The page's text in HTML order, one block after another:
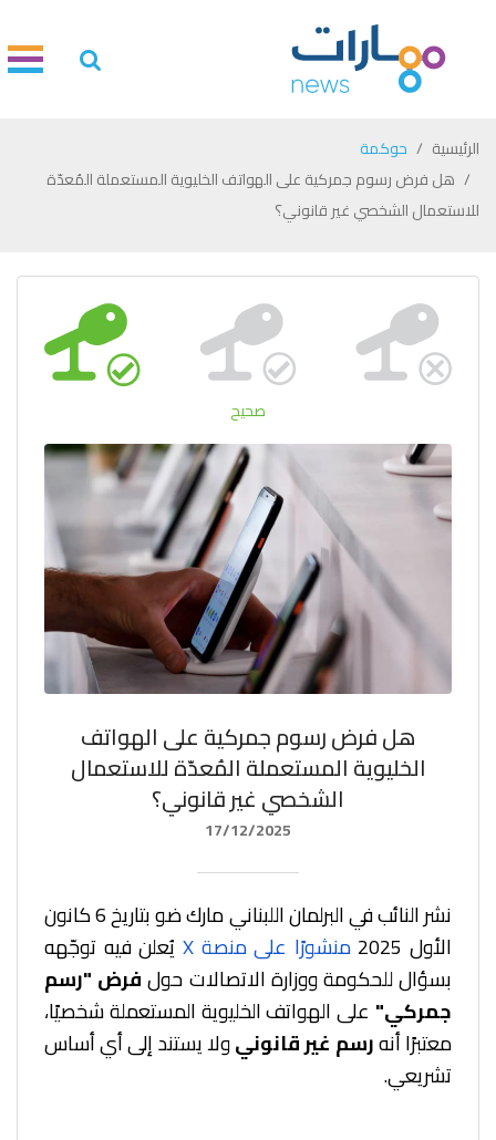
الرئيسية
حوكمة
هل فرض رسوم جمركية على الهواتف الخليوية المستعملة المُعدّة
للاستعمال الشخصي غير قانوني؟
صحيح
هل فرض رسوم جمركية على الهواتف
الخليوية المستعملة المُعدّة للاستعمال
الشخصي غير قانوني؟
17/12/2025
نشر النائب في البرلمان اللبناني مارك ضو بتاريخ 6 كانون
الأول 2025
منشورًا على منصة X يُعلن فيه توجّهه
بسؤال للحكومة ووزارة الاتصالات حولفرض "رسم
جمركي" على الهواتف الخليوية المستعملةشخصيًا،
معتبرًا أنهرسم غير قانونيولا يستند إلى أي أساس
تشريعي.